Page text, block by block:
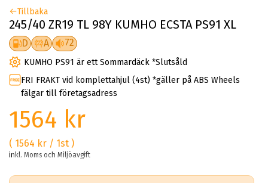
Tillbaka
245/40 ZR19 TL 98Y KUMHO ECSTA PS91 XL
D A 72
KUMHO PS91 är ett Sommardäck *Slutsåld
FRI FRAKT vid komplettahjul (4st) *gäller på ABS Wheels
fälgar till företagsadress
1564 kr
( 1564 kr / 1st )
inkl. Moms och Miljöavgift